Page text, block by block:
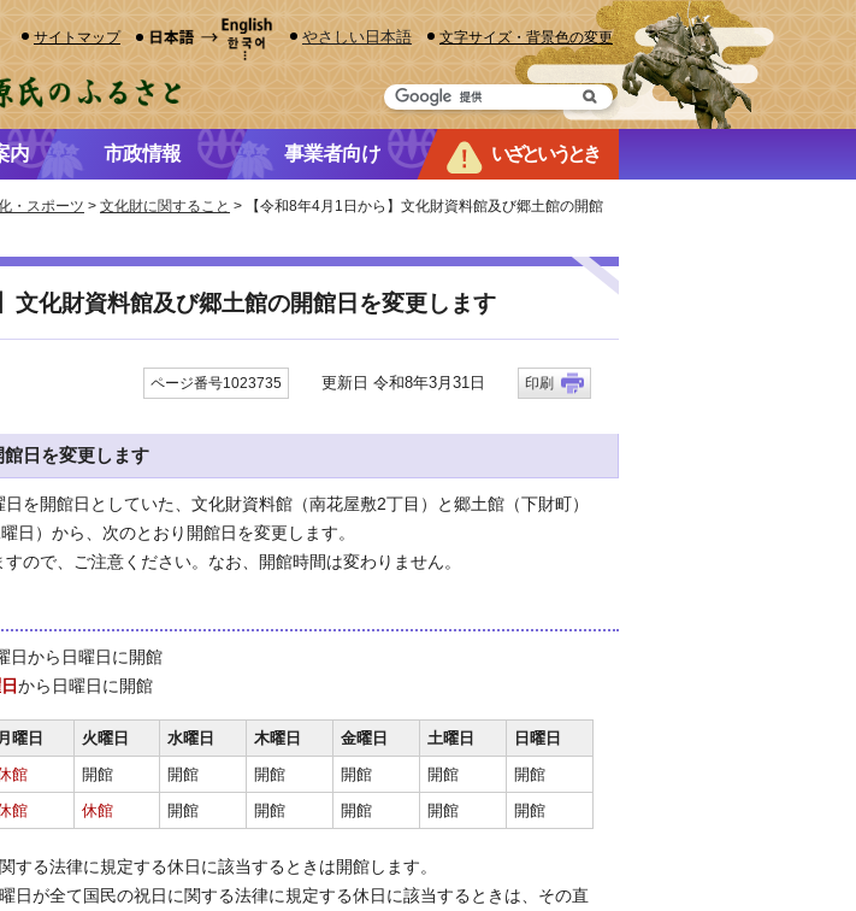
サイトマップ やさしい日本語 文字サイズ・背景色の変更
内 市政情報 事業者向け いざというとき
・スポーツ > 文化財に関すること > 【令和8年4月1日から】文化財資料館及び郷土館の開館
文化財資料館及び郷土館の開館日を変更します
ページ番号1023735 更新日 令和8年3月31日 印刷
日を変更します
を開館日としていた、文化財資料館（南花屋敷2丁目）と郷土館（下財町）
日）から、次のとおり開館日を変更します。
ので、ご注意ください。なお、開館時間は変わりません。
日から日曜日に開館
から日曜日に開館
月曜日 火曜日 水曜日 木曜日 金曜日 土曜日
日曜日
館 開館 開館 開館 開館 開館
開館
館 休館 開館 開館 開館 開館 開館
する法律に規定する休日に該当するときは開館します。
日が全て国民の祝日に関する法律に規定する休日に該当するときは、その直